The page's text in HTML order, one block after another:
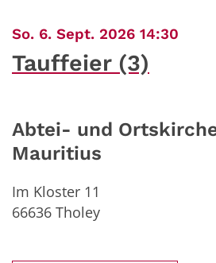
So. 6. Sept. 2026 14:30
Tauffeier (3)
Abtei- und
Mauritius
Im Kloster 11
66636 Tholey